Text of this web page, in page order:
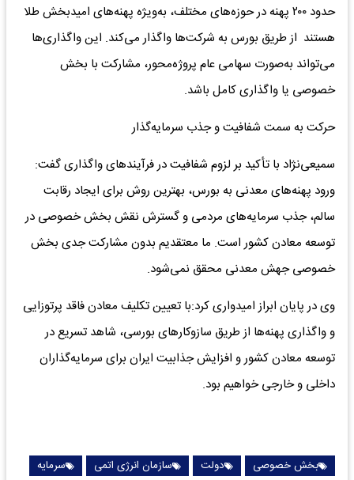
حدود ۲۰۰ پهنه در حوزه‌های مختلف، به‌ویژه پهنه‌های امیدبخش طلا
هستند از طریق بورس به شرکت‌ها واگذار می‌کند. این واگذاری‌ها
می‌تواند به‌صورت سهامی عام پروژه‌محور، مشارکت با بخش
خصوصی یا واگذاری کامل باشد.
حرکت به سمت شفافیت و جذب سرمایه‌گذار
سمیعی‌نژاد با تأکید بر لزوم شفافیت در فرآیندهای واگذاری گفت:
ورود پهنه‌های معدنی به بورس، بهترین روش برای ایجاد رقابت
سالم، جذب سرمایه‌های مردمی و گسترش نقش بخش خصوصی در
توسعه معادن کشور است. ما معتقدیم بدون مشارکت جدی بخش
خصوصی جهش معدنی محقق نمی‌شود.
وی در پایان ابراز امیدواری کرد:با تعیین تکلیف معادن فاقد پرتوزایی
و واگذاری پهنه‌ها از طریق سازوکارهای بورسی، شاهد تسریع در
توسعه معادن کشور و افزایش جذابیت ایران برای سرمایه‌گذاران
داخلی و خارجی خواهیم بود.
بخش خصوصی دولت سازمان انرژی اتمی
سرمایه